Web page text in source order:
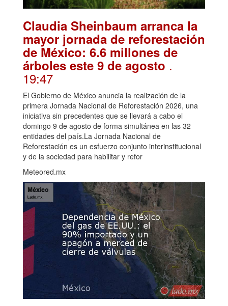
Claudia Sheinbaum arranca la
mayor jornada de reforestación
de México: 6.6 millones de
árboles este 9 de agosto .
19:47
El Gobierno de México anuncia la realización de la
primera Jornada Nacional de Reforestación 2026, una
iniciativa sin precedentes que se llevará a cabo el
domingo 9 de agosto de forma simultánea en las 32
entidades del país.La Jornada Nacional de
Reforestación es un esfuerzo conjunto interinstitucional
y de la sociedad para habilitar y refor
Meteored.mx